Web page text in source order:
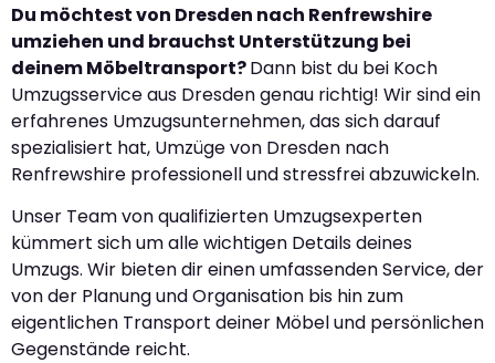
Du möchtest von Dresden nach Renfrewshire
umziehen und brauchst Unterstützung bei
deinem Möbeltransport?Dann bist du bei Koch
Umzugsservice aus Dresden genau richtig! Wir sind ein
erfahrenes Umzugsunternehmen, das sich darauf
spezialisiert hat, Umzüge von Dresden nach
Renfrewshire professionell und stressfrei abzuwickeln.
Unser Team von qualifizierten Umzugsexperten
kümmert sich um alle wichtigen Details deines
Umzugs. Wir bieten dir einen umfassenden Service, der
von der Planung und Organisation bis hin zum
eigentlichen Transport deiner Möbel und persönlichen
Gegenstände reicht.